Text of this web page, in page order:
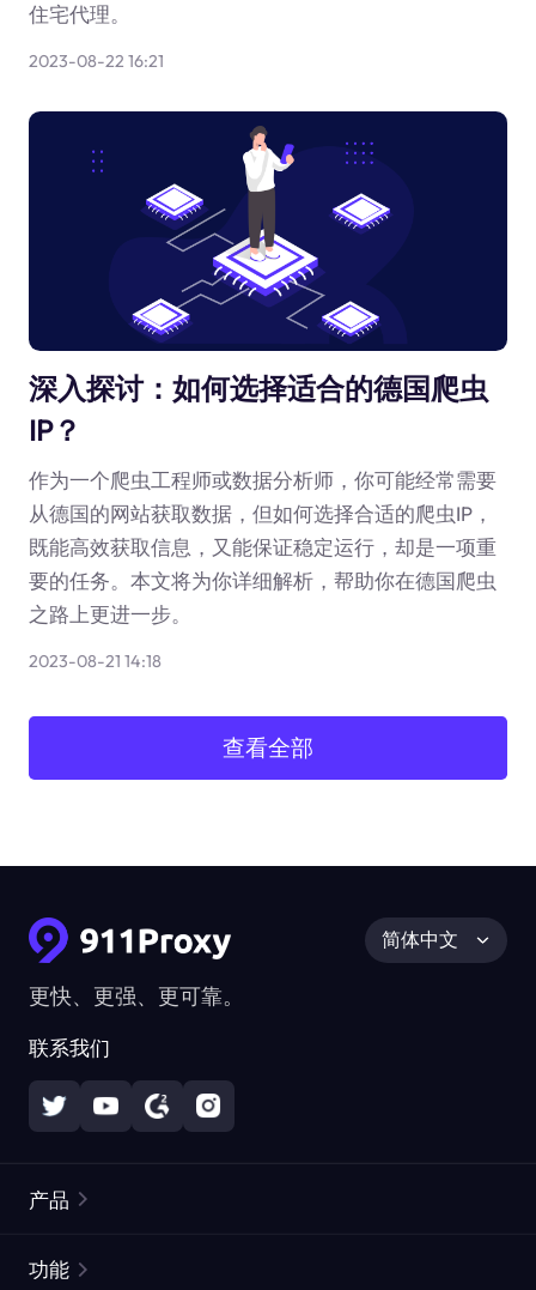
住宅代理。
2023-08-22 16:21
深入探讨：如何选择适合的德国爬虫
IP？
作为一个爬虫工程师或数据分析师，你可能经常需要
从德国的网站获取数据，但如何选择合适的爬虫IP，
既能高效获取信息，又能保证稳定运行，却是一项重
要的任务。本文将为你详细解析，帮助你在德国爬虫
之路上更进一步。
2023-08-21 14:18
查看全部
更快、更强、更可靠。
联系我们
简体中文
产品
功能